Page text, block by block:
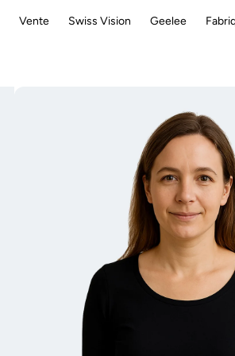
Vente Swiss Vision Geelee